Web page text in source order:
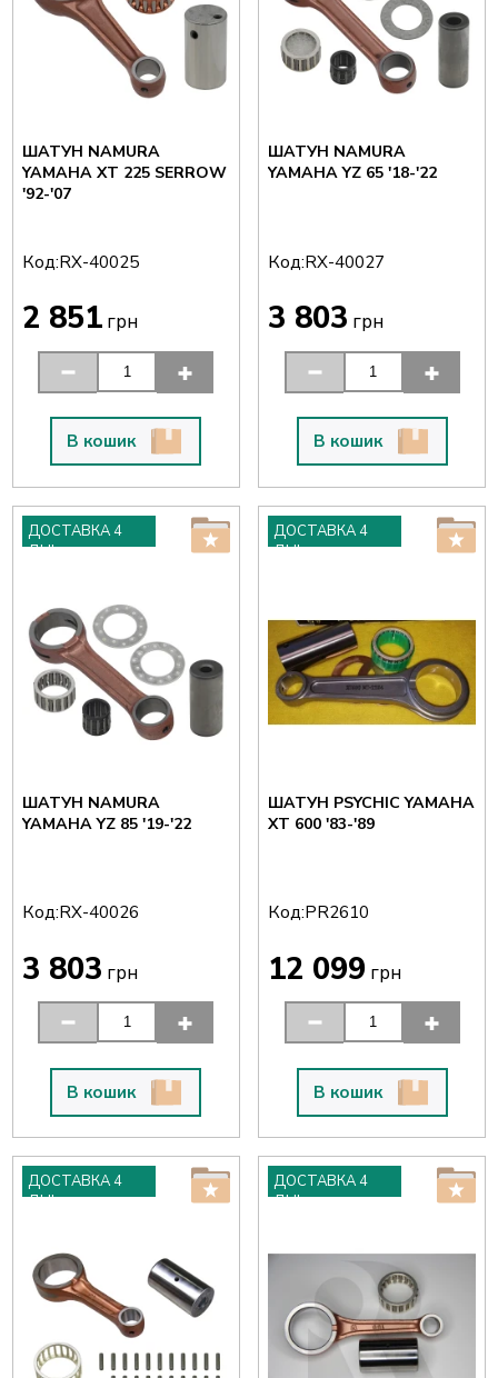
ШАТУН NAMURA
YAMAHA XT 225 SERROW
'92-'07
Код:RX-40025
2 851грн
В кошик
ШАТУН NAMURA
YAMAHA YZ 65 '18-'22
Код:RX-40027
3 803 грн
В кошик
ДОСТАВКА 4
ДНІ
ШАТУН NAMURA
YAMAHA YZ 85 '19-'22
Код:RX-40026
3 803 грн
В кошик
ДОСТАВКА 4
ДНІ
ШАТУН PSYCHIC YAMAHA
XT 600 '83-'89
Код:PR2610
12 099 грн
В кошик
ДОСТАВКА 4
ДНІ
ДОСТАВКА 4
ДНІ